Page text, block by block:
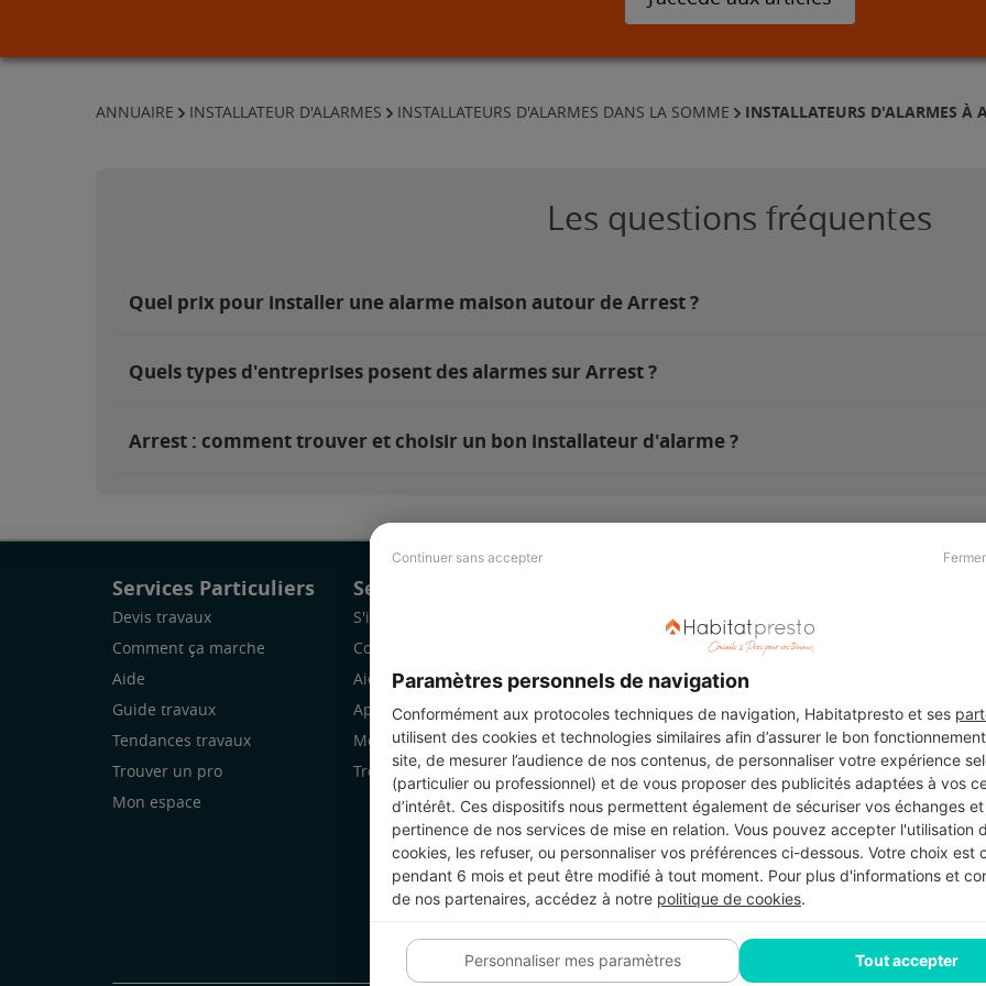
Continuer sans accepter
Paramètres personnels de navigation
Conformément aux protocoles techniques de navigation, Habitatpresto et ses
utilisent des cookies et technologies similaires afin d’assurer le bon
site, de mesurer l’audience de nos contenus, de personnaliser votre expérience
(particulier ou professionnel) et de vous proposer des publicités adaptées à vos
d’intérêt. Ces dispositifs nous permettent également de sécuriser vos échanges
pertinence de nos services de mise en relation. Vous pouvez accepter l'utilisation
cookies, les refuser, ou personnaliser vos préférences ci-dessous. Votre choix est
pendant 6 mois et peut être modifié à tout moment. Pour plus d'informations et
de nos partenaires, accédez à notre politique de cookies.
Personnaliser mes paramètres Tout accepter
ANNUAIRE INSTALLATEUR D'ALARMES INSTALLATEURS D'ALARMES DANS LA SOMME INSTALLATEURS D'ALARMES À
Les questions fréquentes
Quel prix pour installer une alarme maison autour de Arrest ?
Quels types d'entreprises posent des alarmes sur Arrest ?
Arrest : comment trouver et choisir un bon installateur d'alarme ?
Services Particuliers
Devis travaux
Comment ça marche
Aide
Guide travaux
Tendances travaux
Trouver un pro
Mon espace
Services Pro
S'inscrire
Comment ça marche
Aide
Application Mobile
Mon espace
Trouver des chantiers
Revue de presse
Légal
Charte cookies
Suivez-nous